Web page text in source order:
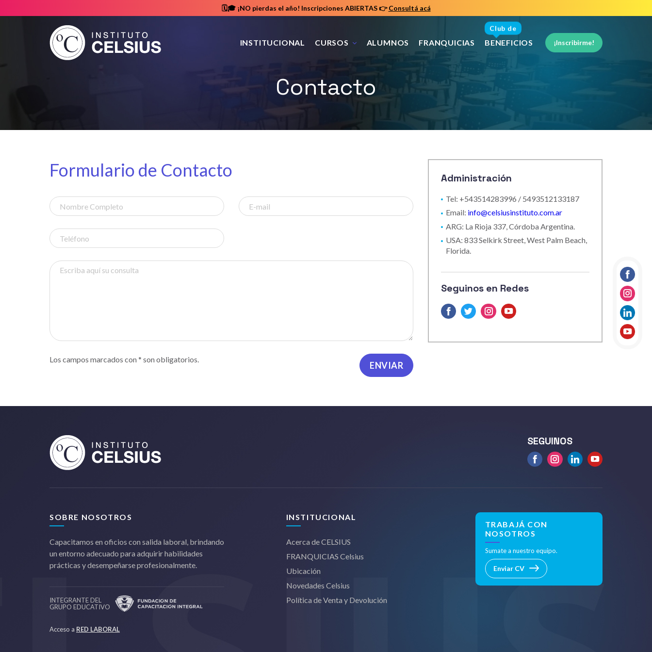
🗓️🎓 ¡NO pierdas el año! Inscripciones ABIERTAS👉 Consultá acá
Instituto
Celsius
INSTITUCIONAL CURSOS ALUMNOS FRANQUICIAS
Club de
BENEFICIOS ¡Inscribirme!
Contacto
Formulario de Contacto
Los campos marcados con * son obligatorios.
Administración
Tel: +543514283996 / 5493512133187
Email: info@celsiusinstituto.com.ar
ARG: La Rioja 337, Córdoba Argentina.
USA: 833 Selkirk Street, West Palm Beach,
Florida.
Seguinos en Redes
FacebookTwitterInstagramYoutube
SEGUINOS
FacebookInstagramlinkedinYoutube
SOBRE NOSOTROS
Capacitamos en oficios con salida laboral, brindando
un entorno adecuado para adquirir habilidades
prácticas y desempeñarse profesionalmente.
INTEGRANTE DEL
GRUPO EDUCATIVO
Acceso a RED LABORAL
INSTITUCIONAL
Acerca de CELSIUS
FRANQUICIAS Celsius
Ubicación
Novedades Celsius
Política de Venta y Devolución
TRABAJÁ CON
NOSOTROS
Sumate a nuestro equipo.
Enviar CV